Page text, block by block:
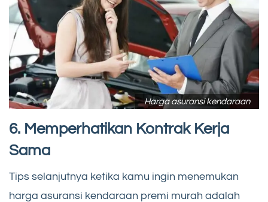
Harga asuransi kendaraan
6. Memperhatikan Kontrak Kerja
Sama
Tips selanjutnya ketika kamu ingin menemukan
harga asuransi kendaraan premi murah adalah